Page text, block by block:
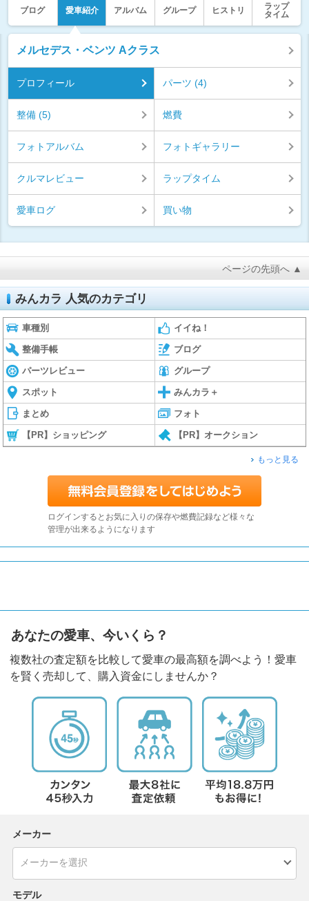
ブログ 愛車紹介 アルバム グループ ヒストリ
ラップ
タイム
メルセデス・ベンツ Aクラス
プロフィール パーツ (4)
整備 (5) 燃費
フォトアルバム フォトギャラリー
クルマレビュー ラップタイム
愛車ログ 買い物
ページの先頭へ ▲
みんカラ 人気のカテゴリ
車種別 イイね！
整備手帳 ブログ
パーツレビュー グループ
スポット みんカラ＋
まとめ フォト
【PR】ショッピング 【PR】オークション
もっと見る
ログインするとお気に入りの保存や燃費記録など様々な
管理が出来るようになります
あなたの愛車、今いくら？
複数社の査定額を比較して愛車の最高額を調べよう！愛車
を賢く売却して、購入資金にしませんか？
メーカー
モデル